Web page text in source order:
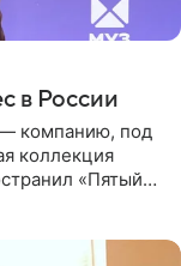
в России
компанию, под
коллекция
«Пятый